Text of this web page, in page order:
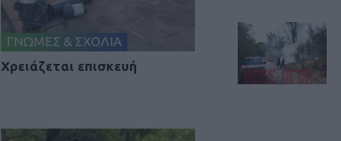
ΓΝΩΜΕΣ & ΣΧΟΛΙΑ
Χρειάζεται επισκευή